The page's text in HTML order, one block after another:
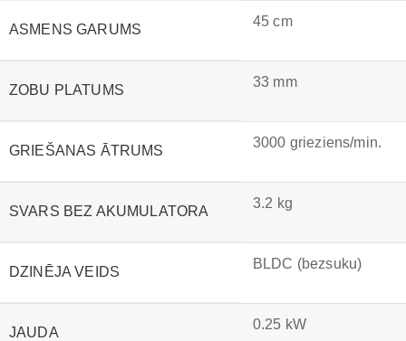
ASMENS GARUMS
45 cm
ZOBU PLATUMS
33 mm
GRIEŠANAS ĀTRUMS
3000 grieziens/min.
SVARS BEZ AKUMULATORA
3.2 kg
DZINĒJA VEIDS
BLDC (bezsuku)
JAUDA
0.25 kW